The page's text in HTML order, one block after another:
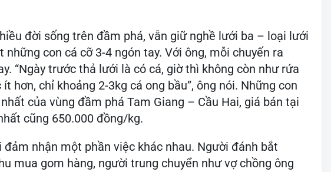
đời sống trên đầm phá, vẫn giữ nghề lưới ba – loại lưới
những con cá cỡ 3-4 ngón tay. Với ông, mỗi chuyến ra
“Ngày trước thả lưới là có cá, giờ thì không còn như rứa
hơn, chỉ khoảng 2-3kg cá ong bầu”, ông nói. Những con
của vùng đầm phá Tam Giang – Cầu Hai, giá bán tại
cũng 650.000 đồng/kg.
đảm nhận một phần việc khác nhau. Người đánh bắt
mua gom hàng, người trung chuyển như vợ chồng ông